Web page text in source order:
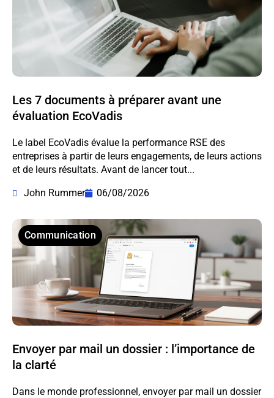
Les 7 documents à préparer avant une
évaluation EcoVadis
Le label EcoVadis évalue la performance RSE des
entreprises à partir de leurs engagements, de leurs actions
et de leurs résultats. Avant de lancer tout...
John Rummer
06/08/2026
Communication
Envoyer par mail un dossier : l’importance de
la clarté
Dans le monde professionnel, envoyer par mail un dossier